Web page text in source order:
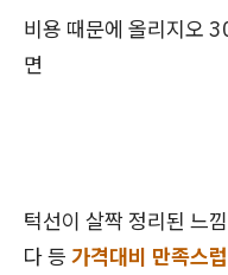
비용 때문에 올리지오
면
턱선이 살짝 정리된 느
다 등 가격대비 만족스